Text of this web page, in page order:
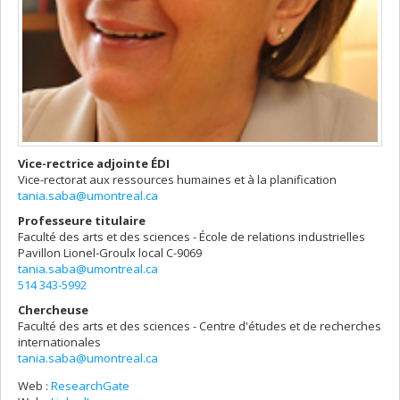
Vice-rectrice adjointe ÉDI
Vice-rectorat aux ressources humaines et à la planification
tania.saba@umontreal.ca
Professeure titulaire
Faculté des arts et des sciences - École de relations industrielles
Pavillon Lionel-Groulxlocal C-9069
tania.saba@umontreal.ca
514 343-5992
Chercheuse
Faculté des arts et des sciences - Centre d'études et de recherches
internationales
tania.saba@umontreal.ca
Web : ResearchGate